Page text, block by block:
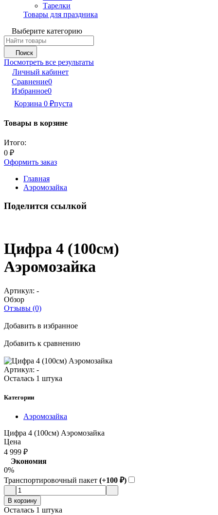
Тарелки
Товары для праздника
Выберите категорию
Поиск
Посмотреть все результаты
Личный кабинет
Сравнение0
Избранное0
Корзина 0 ₽пуста
Товары в корзине
Итого:
0 ₽
Оформить заказ
Главная
Аэромозайка
Поделится ссылкой
Цифра 4 (100см)
Аэромозайка
Артикул: -
Обзор
Отзывы (0)
Добавить в избранное
Добавить к сравнению
Артикул: -
Осталась 1 штука
Категории
Аэромозайка
Цифра 4 (100см) Аэромозайка
Цена
4 999 ₽
Экономия
0%
Транспортировочный пакет (+100 ₽)
В корзину
Осталась 1 штука